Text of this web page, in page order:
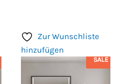
Zur Wunschliste
hinzufügen
SALE